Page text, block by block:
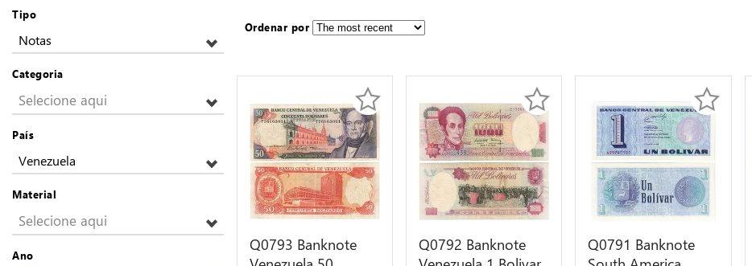
Tipo
Notas
Categoria
Selecione aqui
País
Venezuela
Material
Selecione aqui
Ano
Ordenar por
Q0793 Banknote
Q0792 Banknote
Q0791 Banknote